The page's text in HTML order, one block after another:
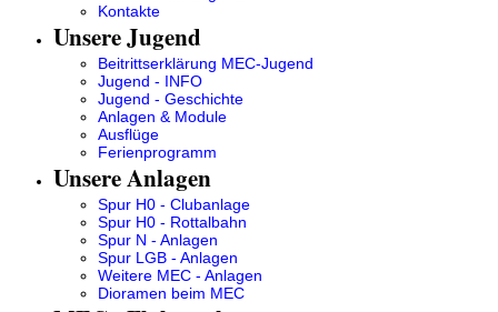
Kontakte
Unsere Jugend
Beitrittserklärung MEC-Jugend
Jugend - INFO
Jugend - Geschichte
Anlagen & Module
Ausflüge
Ferienprogramm
Unsere Anlagen
Spur H0 - Clubanlage
Spur H0 - Rottalbahn
Spur N - Anlagen
Spur LGB - Anlagen
Weitere MEC - Anlagen
Dioramen beim MEC